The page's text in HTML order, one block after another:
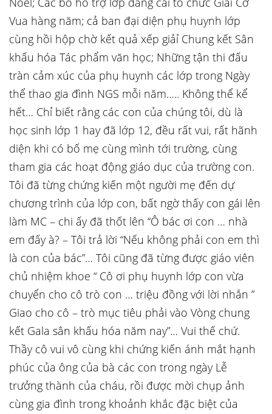
Vua hàng năm; cả ban đại diện phụ huynh lớp
cùng hồi hộp chờ kết quả xếp giảỉ Chung kết Sân
khấu hóa Tác phẩm văn học; Những tận thi đấu
tràn cảm xúc của phụ huynh các lớp trong Ngày
thể thao gia đình NGS mỗi năm….. Không thể kể
hết… Chỉ biết rằng các con của chúng tôi, dù là
học sinh lớp 1 hay đã lớp 12, đều rất vui, rất hãnh
diện khi có bố mẹ cùng mình tới trường, cùng
tham gia các hoạt động giáo dục của trường con.
Tôi đã từng chứng kiến một người mẹ đến dự
chương trình của lớp con, bất ngờ thấy con gái lên
làm MC – chi ấy đã thốt lên “Ô bác ơi con … nhà
em đấy à? – Tôi trả lời “Nếu không phải con em thì
là con của bác”… Tôi cũng đã từng được giáo viên
chủ nhiệm khoe “ Cô ơi phụ huynh lớp con vừa
chuyển cho cô trò con … triệu đồng với lời nhắn ”
Giao cho cô – trò mục tiêu phải vào Vòng chung
kết Gala sân khấu hóa năm nay”… Vui thế chứ.
Thầy cô vui vô cùng khi chứng kiến ánh mắt hạnh
phúc của ông của bà các con trong ngày Lễ
trưởng thành của cháu, rồi được mời chụp ảnh
cùng gia đình trong khoảnh khắc đặc biệt của